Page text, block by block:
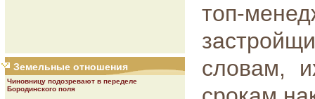
Земельные отношения
Чиновницу подозревают в переделе
Бородинского поля
топ-
словам,